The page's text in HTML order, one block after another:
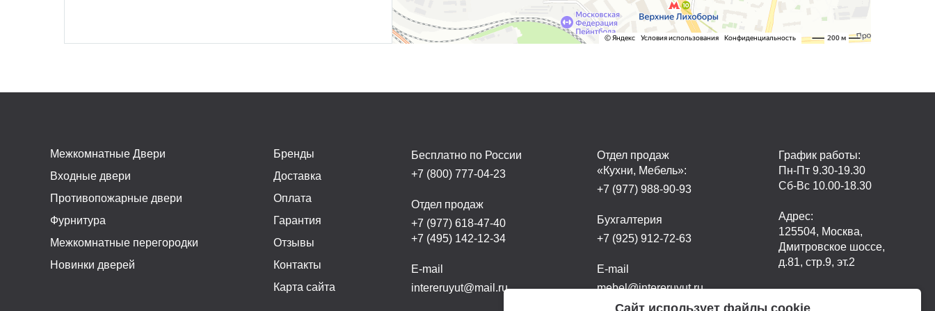
Сайт использует файлы cookie
Межкомнатные Двери
Входные двери
Противопожарные двери
Фурнитура
Межкомнатные перегородки
Новинки дверей
Бренды
Доставка
Оплата
Гарантия
Отзывы
Контакты
Карта сайта
Бесплатно по России
+7 (800) 777-04-23
Отдел продаж
+7 (977) 618-47-40
+7 (495) 142-12-34
E-mail
intereruyut@mail.ru
Отдел продаж
«Кухни, Мебель»:
+7 (977) 988-90-93
Бухгалтерия
+7 (925) 912-72-63
E-mail
mebel@intereruyut.ru
График работы:
Пн-Пт 9.30-19.30
Сб-Вс 10.00-18.30
Адрес:
125504, Москва,
Дмитровское шоссе,
д.81, стр.9, эт.2